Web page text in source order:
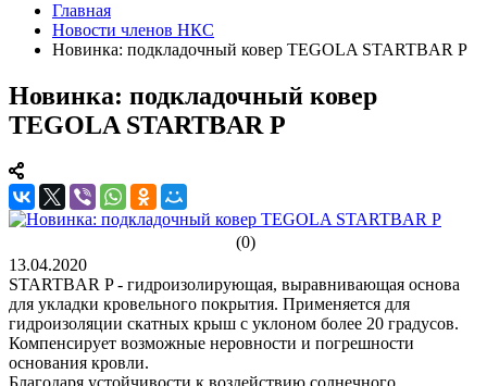
Главная
Новости членов НКС
Новинка: подкладочный ковер TEGOLA STARTBAR P
Новинка: подкладочный ковер
TEGOLA STARTBAR P
(0)
13.04.2020
STARTBAR P - гидроизолирующая, выравнивающая основа
для укладки кровельного покрытия. Применяется для
гидроизоляции скатных крыш с уклоном более 20 градусов.
Компенсирует возможные неровности и погрешности
основания кровли.
Благодаря устойчивости к воздействию солнечного